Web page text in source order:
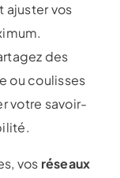
ajuster vos
des
ou coulisses
votre savoir-
vos réseaux